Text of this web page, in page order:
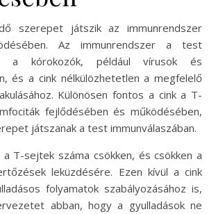
szerepet játszik az immunrendszer
Az immunrendszer a test
a kórokozók, például vírusok és
és a cink nélkülözhetetlen a megfelelő
Különösen fontos a cink a T-
fejlődésében és működésében,
játszanak a test immunválaszában.
a T-sejtek száma csökken, és csökken a
leküzdésére. Ezen kívül a cink
folyamatok szabályozásához is,
abban, hogy a gyulladások ne